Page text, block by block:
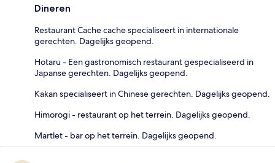
Dineren
Restaurant Cache cache specialiseert in internationale
gerechten. Dagelijks geopend.
Hotaru - Een gastronomisch restaurant gespecialiseerd in
Japanse gerechten. Dagelijks geopend.
Kakan specialiseert in Chinese gerechten. Dagelijks geopend.
Himorogi - restaurant op het terrein. Dagelijks geopend.
Martlet - bar op het terrein. Dagelijks geopend.